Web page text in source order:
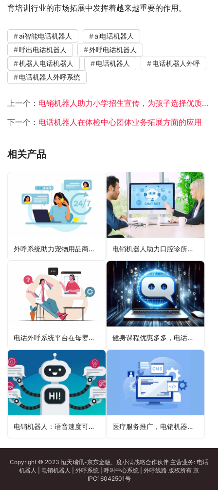
育培训行业的市场拓展中发挥着越来越重要的作用。
ai智能电话机器人
ai电话机器人
呼出电话机器人
外呼电话机器人
机器人电话机器人
电话机器人
电话机器人外呼
电话机器人外呼系统
上一个： 电销机器人助力小学招生宣传，为孩子选择优质教育
下一个： 电话机器人在体检中心团体业务拓展方面的应用
相关产品
外呼系统助力宠物用品商家回访老客户 电销机器人助力口腔诊所客户拓展
电话外呼系统平台在母婴行业的营销优势 健身课程优惠多多，电话机器人鼓励人们强身健体
电销机器人：语音速度可调节，开启个性化营销新境界 医疗服务推广，电销机器人出马
Copyright © 2023 恒天瑞讯-京东金融、度小满战略合作伙伴 主营业务: 电话
机器人
电销机器人 外呼系统 呼叫中心系统 外呼线路 版权所有 京
IPC16042501号